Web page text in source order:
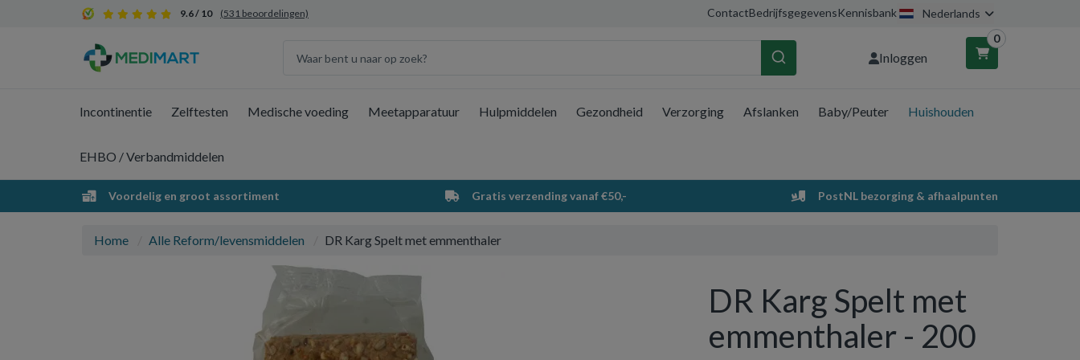
9.6 / 10 (531 beoordelingen) ContactBedrijfsgegevensKennisbank Nederlands
Inloggen
0
Winkelwagen
Uw winkelwagen is leeg.
Vul hem met producten.
Incontinentie Zelftesten Medische voeding Meetapparatuur Hulpmiddelen Gezondheid Verzorging Afslanken Baby/Peuter Huishouden
EHBO / Verbandmiddelen
Voordelig en groot assortiment Gratis verzending vanaf €50,- PostNL bezorging & afhaalpunten
Home Alle Reform/levensmiddelen DR Karg Spelt met emmenthaler
DR Karg Spelt met
emmenthaler - 200